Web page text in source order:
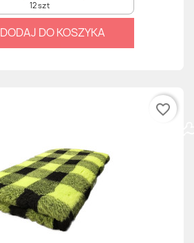
12 szt
DODAJ DO KOSZYKA
favorite_border